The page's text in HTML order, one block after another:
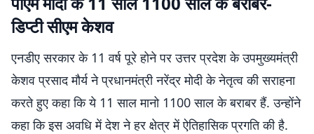
डिप्टी सीएम केशव
एनडीए सरकार के 11 वर्ष पूरे होने पर उत्तर प्रदेश के उपमुख्यमंत्री
केशव प्रसाद मौर्य ने प्रधानमंत्री नरेंद्र मोदी के नेतृत्व की सराहना
करते हुए कहा कि ये 11 साल मानो 1100 साल के बराबर हैं. उन्होंने
कहा कि इस अवधि में देश ने हर क्षेत्र में ऐतिहासिक प्रगति की है.